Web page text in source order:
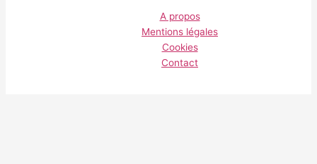
A propos
Mentions légales
Cookies
Contact